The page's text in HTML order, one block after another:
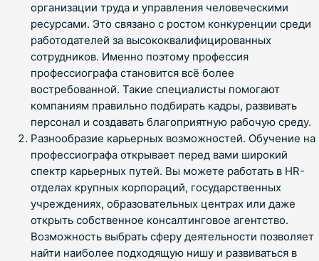
организации труда и управления человеческими
ресурсами. Это связано с ростом конкуренции среди
работодателей за высококвалифицированных
сотрудников. Именно поэтому профессия
профессиографа становится всё более
востребованной. Такие специалисты помогают
компаниям правильно подбирать кадры, развивать
персонал и создавать благоприятную рабочую среду.
Разнообразие карьерных возможностей. Обучение на
профессиографа открывает перед вами широкий
спектр карьерных путей. Вы можете работать в HR-
отделах крупных корпораций, государственных
учреждениях, образовательных центрах или даже
открыть собственное консалтинговое агентство.
Возможность выбрать сферу деятельности позволяет
найти наиболее подходящую нишу и развиваться в